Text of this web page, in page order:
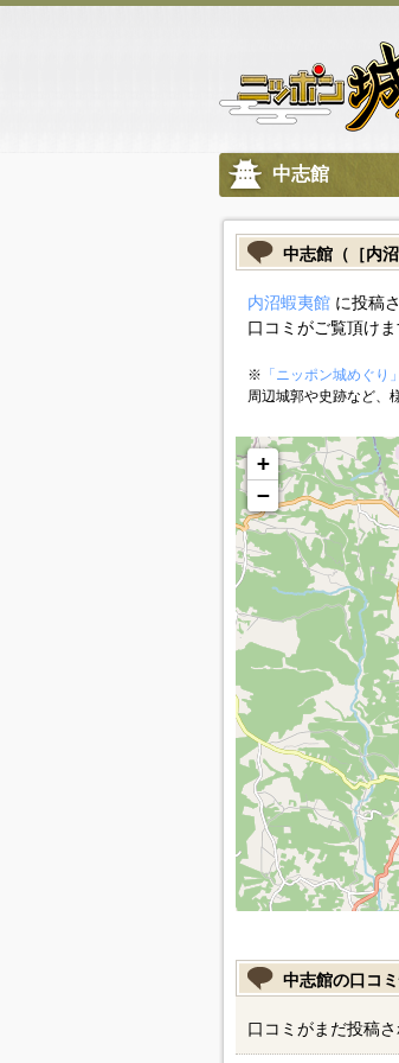
中志館
中志館（［内
内沼蝦夷館に投稿
口コミがご覧頂けま
※ 「ニッポン城めぐり
周辺城郭や史跡など、
+
−
中志館の口コ
口コミがまだ投稿さ